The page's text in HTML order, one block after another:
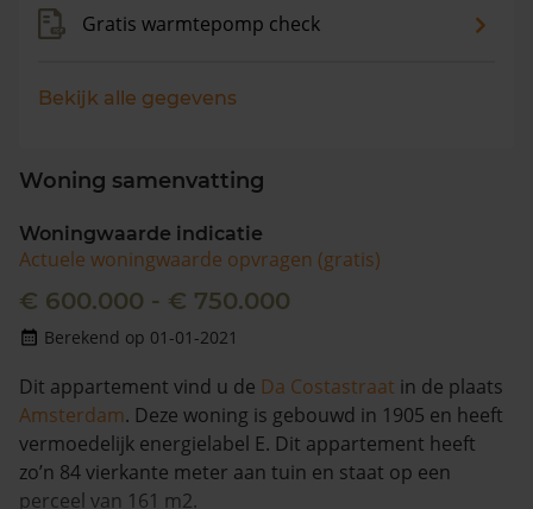
Gratis warmtepomp check
Bekijk alle gegevens
Woning samenvatting
Woningwaarde indicatie
Actuele woningwaarde opvragen (gratis)
€ 600.000 - € 750.000
Berekend op 01-01-2021
Dit appartement vind u de Da Costastraat in de plaats
Amsterdam. Deze woning is gebouwd in 1905 en heeft
vermoedelijk energielabel E. Dit appartement heeft
zo’n 84 vierkante meter aan tuin en staat op een
perceel van 161 m2.